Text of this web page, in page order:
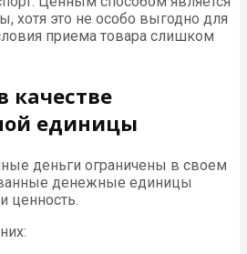
хотя это не особо выгодно для
приема товара слишком
качестве
единицы
деньги ограничены в своем
денежные единицы
ценность.